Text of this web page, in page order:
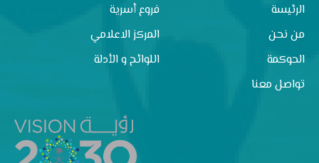
الرئيسة
فروع أسرية
من نحن
المركز الاعلامي
الحوكمة
اللوائح و الأدلة
تواصل معنا